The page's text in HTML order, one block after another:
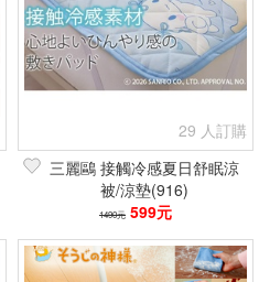
29 人訂購
三麗鷗 接觸冷感夏日舒眠涼
被/涼墊(916)
1490元 599元